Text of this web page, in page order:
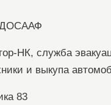
ДОСААФ
НК, служба
и выкупа
83